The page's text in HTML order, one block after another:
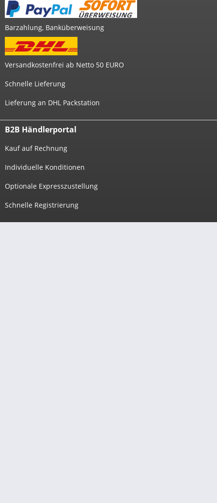
Barzahlung, Banküberweisung
Versandkostenfrei ab Netto 50 EURO
Schnelle Lieferung
Lieferung an DHL Packstation
B2B Händlerportal
Kauf auf Rechnung
Individuelle Konditionen
Optionale Expresszustellung
Schnelle Registrierung